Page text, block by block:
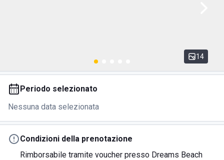
14
Periodo selezionato
Nessuna data selezionata
Condizioni della prenotazione
Rimborsabile tramite voucher presso Dreams Beach